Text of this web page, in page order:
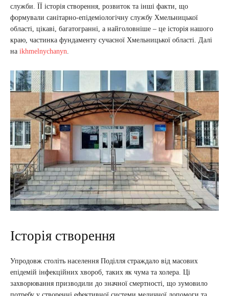
служби. ЇЇ історія створення, розвиток та інші факти, що
формували санітарно-епідеміологічну службу Хмельницької
області, цікаві, багатогранні, а найголовніше – це історія нашого
краю, частинка фундаменту сучасної Хмельницької області. Далі
на ikhmelnychanyn.
Історія створення
Упродовж століть населення Поділля страждало від масових
епідемій інфекційних хвороб, таких як чума та холера. Ці
захворювання призводили до значної смертності, що зумовило